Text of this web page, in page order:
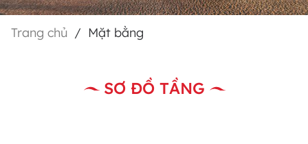
Trang chủ / Mặt bằng
SƠ ĐỒ TẦNG